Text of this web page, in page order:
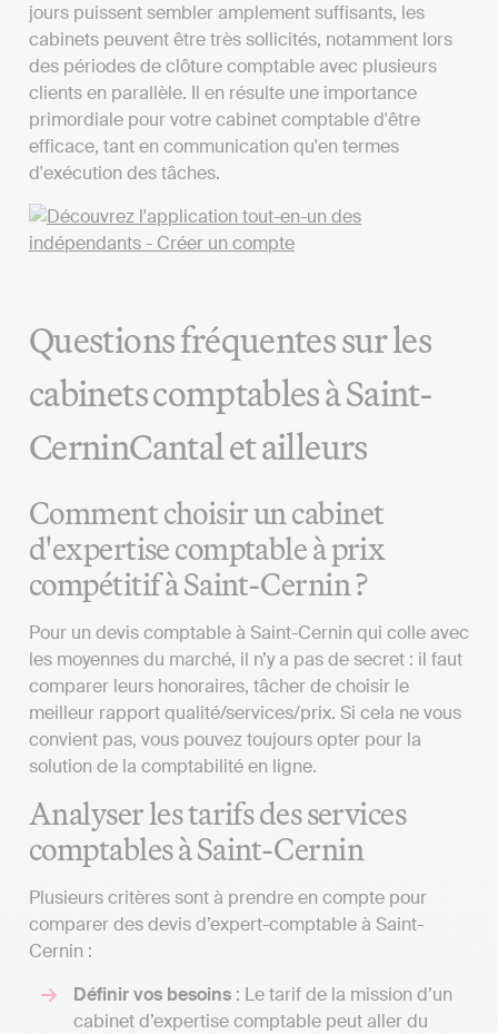
jours puissent sembler amplement suffisants, les
cabinets peuvent être très sollicités, notamment lors
des périodes de clôture comptable avec plusieurs
clients en parallèle. Il en résulte une importance
primordiale pour votre cabinet comptable d'être
efficace, tant en communication qu'en termes
d'exécution des tâches.
Questions fréquentes sur les
cabinets comptables à Saint-
CerninCantal et ailleurs
Comment choisir un cabinet
d'expertise comptable à prix
compétitif à Saint-Cernin ?
Pour un devis comptable à Saint-Cernin qui colle avec
les moyennes du marché, il n’y a pas de secret : il faut
comparer leurs honoraires, tâcher de choisir le
meilleur rapport qualité/services/prix. Si cela ne vous
convient pas, vous pouvez toujours opter pour la
solution de la comptabilité en ligne.
Analyser les tarifs des services
comptables à Saint-Cernin
Plusieurs critères sont à prendre en compte pour
comparer des devis d’expert-comptable à Saint-
Cernin :
Définir vos besoins : Le tarif de la mission d’un
cabinet d’expertise comptable peut aller du